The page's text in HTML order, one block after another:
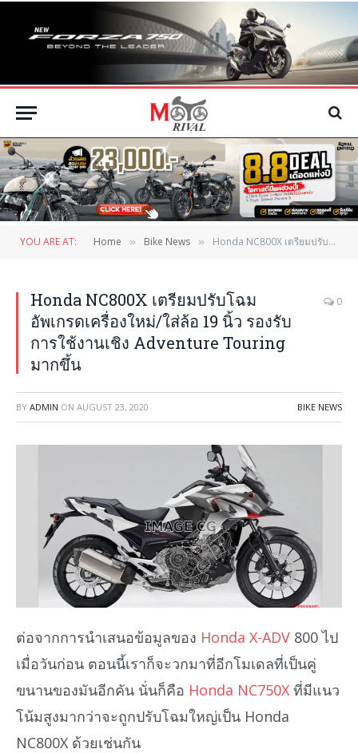
YOU ARE AT: Home » Bike News » Honda NC800X เตรียมปรับโฉม อัพเกรดเครื่องใหม่/ใส่ล้อ 19 นิ้ว รองรับการใช้งานเชิง Adventure Touring มากขึ้น
Honda NC800X เตรียมปรับโฉม
อัพเกรดเครื่องใหม่/ใส่ล้อ 19 นิ้ว รองรับ
การใช้งานเชิง Adventure Touring
มากขึ้น
0
BY ADMIN ON AUGUST 23, 2020 BIKE NEWS
ต่อจากการนำเสนอข้อมูลของ Honda X-ADV 800 ไป
เมื่อวันก่อน ตอนนี้เราก็จะวกมาที่อีกโมเดลที่เป็นคู่
ขนานของมันอีกคัน นั่นก็คือ Honda NC750X ที่มีแนว
โน้มสูงมากว่าจะถูกปรับโฉมใหญ่เป็น Honda
NC800X ด้วยเช่นกัน